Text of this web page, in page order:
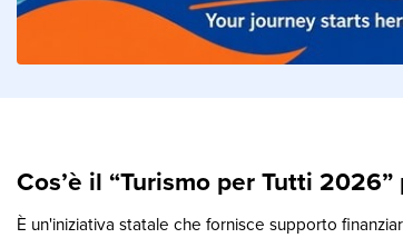
Cos’è il “Turismo per Tutti 2026”
È un'iniziativa statale che fornisce supporto